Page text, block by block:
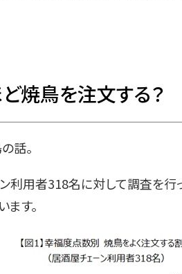
焼鳥を注文する？
話。
利用者318名に対して調査を行っ
ます。